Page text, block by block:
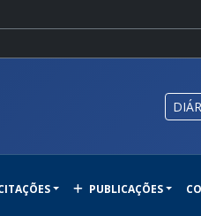
PUBLICAÇÕES